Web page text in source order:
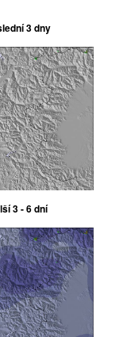
3 dny
3 - 6 dní